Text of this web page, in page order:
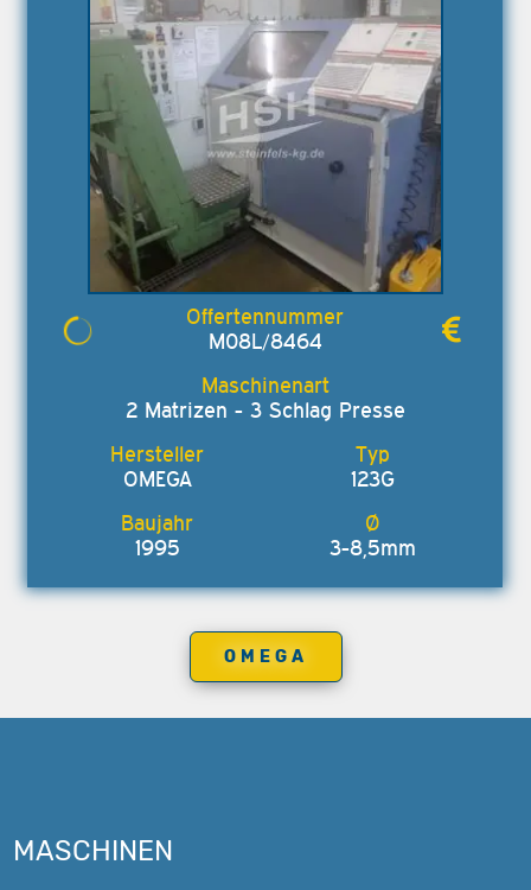
M08L/8464
2 Matrizen - 3 Schlag Presse
OMEGA 123G
1995 3-8,5mm
OMEGA
MASCHINEN